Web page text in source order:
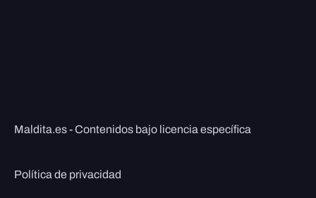
Maldita.es - Contenidos bajo licencia específica
Política de privacidad